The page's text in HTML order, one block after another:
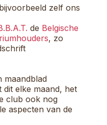
zelf ons
de Belgische
, zo
maandblad
dit elke maand, het
club ook nog
aspecten van de